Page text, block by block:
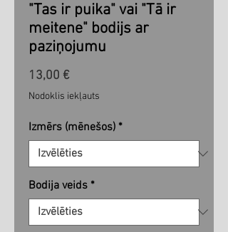
"Tas ir puika" vai "Tā ir
meitene" bodijs ar
paziņojumu
13,00 €Cena
Nodoklis iekļauts
Izmērs (mēnešos) *
Bodija veids *